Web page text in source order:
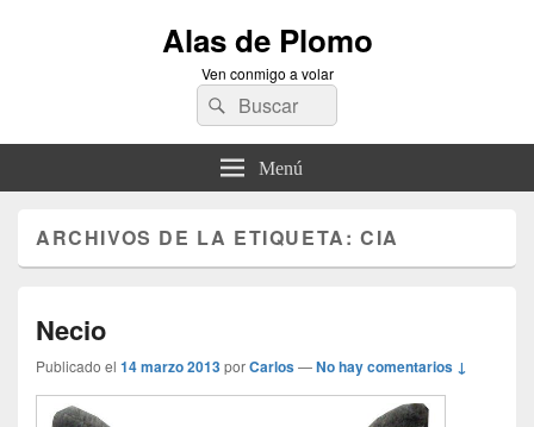
Alas de Plomo
Ven conmigo a volar
Buscar
por:
Buscar
Menú
ARCHIVOS DE LA ETIQUETA:CIA
Necio
Publicado el 14 marzo 2013porCarlos—No hay comentarios ↓